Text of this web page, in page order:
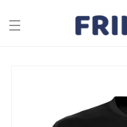
al contenido